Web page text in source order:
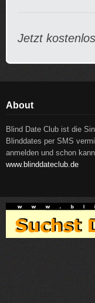
Jetzt
About
Blind Date Club ist die
Blinddates per SMS
anmelden und schon
www.blinddateclub.de